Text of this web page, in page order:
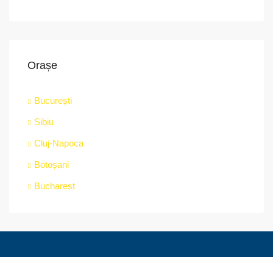
Orașe
București
Sibiu
Cluj-Napoca
Botoșani
Bucharest